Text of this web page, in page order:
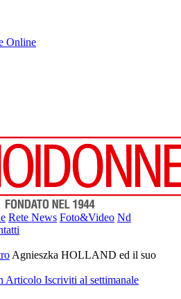
Online
Rete News Foto&Video Nd
Agnieszka HOLLAND ed il suo
Articolo Iscriviti al settimanale